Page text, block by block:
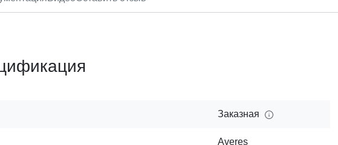
Заказная
Averes